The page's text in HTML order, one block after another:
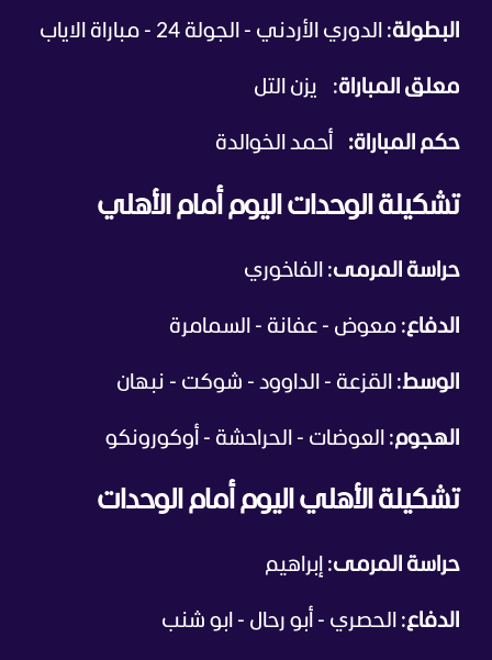
البطولة: الدوري الأردني - الجولة 24 - مباراة الاياب
معلق المباراة: يزن التل
حكم المباراة: أحمد الخوالدة
تشكيلة الوحدات اليوم أمام الأهلي
حراسة المرمى: الفاخوري
الدفاع: معوض - عفانة - السمامرة
الوسط: القزعة - الداوود - شوكت - نبهان
الهجوم: العوضات - الحراحشة - أوكورونكو
تشكيلة الأهلي اليوم أمام الوحدات
حراسة المرمى: إبراهيم
الدفاع: الحصري - أبو رحال - ابو شنب